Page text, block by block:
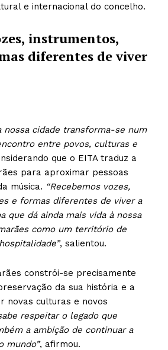
e internacional do concelho.
instrumentos,
diferentes de viver
nossa cidade transforma-se num
entre povos, culturas e
que o EITA traduz a
para aproximar pessoas
música. “Recebemos vozes,
e formas diferentes de viver a
que dá ainda mais vida à nossa
como um território de
, salientou.
constrói-se precisamente
da sua história e a
novas culturas e novos
respeitar o legado que
a ambição de continuar a
mundo”, afirmou.